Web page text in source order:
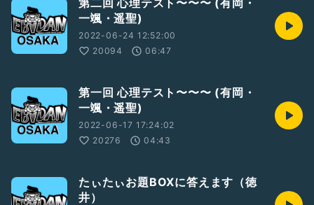
第二回 心理テスト〜〜〜 (有岡・
一颯・遥聖)
2022-06-24 12:52:00
20094
06:47
第一回 心理テスト〜〜〜 (有岡・
一颯・遥聖)
2022-06-17 17:24:02
20276
04:43
たぃたぃお題BOXに答えます（徳
井）